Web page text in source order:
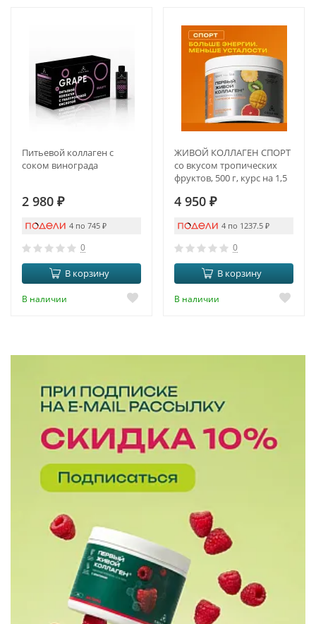
Питьевой коллаген с
соком винограда
2 980 ₽
4 по 745 ₽
0
В корзину
В наличии
ЖИВОЙ КОЛЛАГЕН СПОРТ
со вкусом тропических
фруктов, 500 г, курс на 1,5
4 950 ₽
4 по 1237.5 ₽
0
В корзину
В наличии